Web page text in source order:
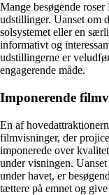
Mange besøgende
udstillinger. Uanset om
solsystemet eller en
informativt og
udstillingerne er
engagerende måde.
Imponerende
En af
filmvisninger, der
imponerede over
under visningen.
under havet, er
tættere på emnet og